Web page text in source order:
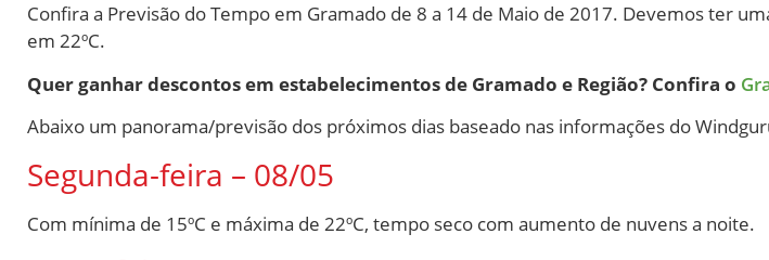
Confira a Previsão do Tempo em Gramado de 8 a 14 de Maio de 2017. Devemos ter
em 22ºC.
Quer ganhar descontos em estabelecimentos de Gramado e Região? Confira o
Abaixo um panorama/previsão dos próximos dias baseado nas informações do
Segunda-feira – 08/05
Com mínima de 15ºC e máxima de 22ºC, tempo seco com aumento de nuvens a noite.